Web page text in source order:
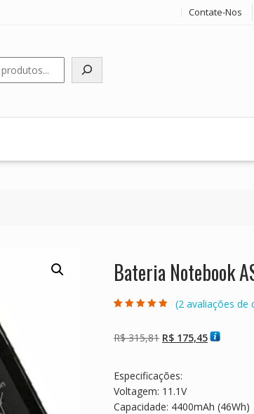
Contate-Nos
Bateria Notebook
baseado em
avaliações de
(2 avaliações de
R$315,81 O
era:
R$ 315,81.
R$ 175,45O
Especificações:
Voltagem: 11.1V
Capacidade: 4400mAh (46Wh)